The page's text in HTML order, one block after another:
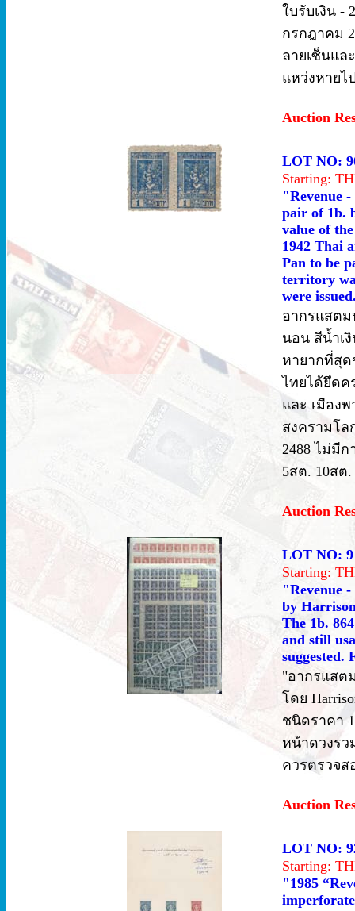
ใบรับเงิน -
กรกฎาคม
ลายเซ็นแล
แหว่งหายไ
Auction
LOT NO:
Starting:
"Revenue
pair of 1b.
value of
1942 Thai
Pan to be
territory
were
อากรแสตม
นอน สีน้ำเ
หายากที่สุด
ไทยได้ยึดค
และ เมือง
สงครามโ
2488 ไม่มี
5สต. 10สต
Auction
LOT NO:
Starting:
"Revenue
by
The 1b.
and still
suggested.
"อากรแสต
โดย
ชนิดราคา
หน้าดวงรว
ควรตรวจส
Auction
LOT NO:
Starting:
"1985